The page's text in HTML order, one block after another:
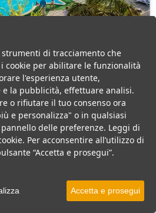
Sud > Mar Rosso > Sharm el
per un soggiorno comodo e
STRUTTURA
di tracciamento che
cookie per abilitare le funzionalità
l'esperienza utente,
la pubblicità, effettuare analisi.
o rifiutare il tuo consenso ora
e personalizza" o in qualsiasi
delle preferenze. Leggi di
Per acconsentire all’utilizzo di
“Accetta e prosegui”.
Accetta e prosegui